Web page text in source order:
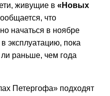
живущие в «Новых
что
начаться в ноябре
эксплуатацию, пока
раньше, чем года
Петергофа» подходят